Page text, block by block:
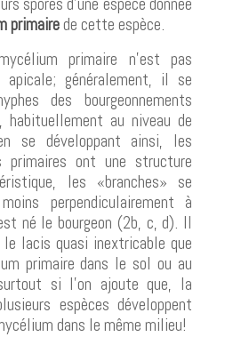
primairede cette espèce.
primaire n'est pas
apicale; généralement, il se
des bourgeonnements
habituellement au niveau de
se développant ainsi, les
primaires ont une structure
les «branches» se
perpendiculairement à
né le bourgeon (2b, c, d). Il
lacis quasi inextricable que
primaire dans le sol ou au
si l'on ajoute que, la
espèces développent
dans le même milieu!